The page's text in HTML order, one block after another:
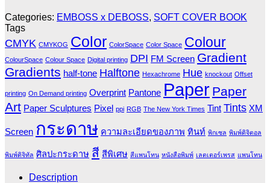
Categories: EMBOSS x DEBOSS, SOFT COVER BOOK
Tags
CMYK CMYKOG Color ColorSpace Color Space Colour
ColourSpace Colour Space Digital printing DPI FM Screen Gradient
Gradients half-tone Halftone Hexachrome Hue knockout Offset
printing On Demand printing Overprint Pantone Paper Paper
Art Paper Sculptures Pixel ppi RGB The New York Times Tint Tints XM
Screen กระดาษ ความละเอียดของภาพ ทินท์ พิกเซล พิมพ์ดิจิตอล
พิมพ์ดิจิทัล ศิลปะกระดาษ สี สีพิเศษ สีแพนโทน หนังสือพิมพ์ เลตเตอร์เพรส แพนโทน
Description